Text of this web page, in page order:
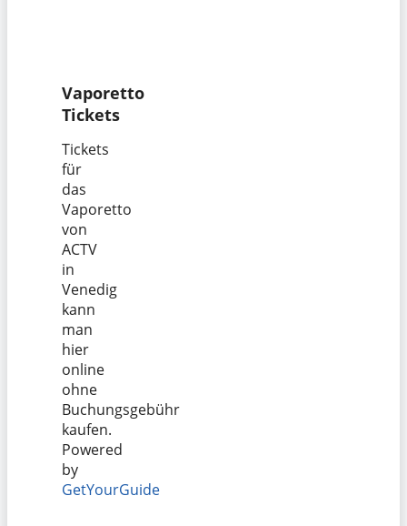
Vaporetto
Tickets
Tickets
für
das
Vaporetto
von
ACTV
in
Venedig
kann
man
hier
online
ohne
Buchungsgebühr
kaufen.
Powered
by
GetYourGuide